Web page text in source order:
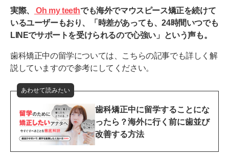
実際、 Oh my teethでも海外でマウスピース矯正を続けて
いるユーザーもおり、「時差があっても、24時間いつでも
LINEでサポートを受けられるので心強い」という声も。
歯科矯正中の留学については、こちらの記事でも詳しく解
説していますので参考にしてください。
あわせて読みたい
歯科矯正中に留学することにな
ったら？海外に行く前に歯並び
改善する方法